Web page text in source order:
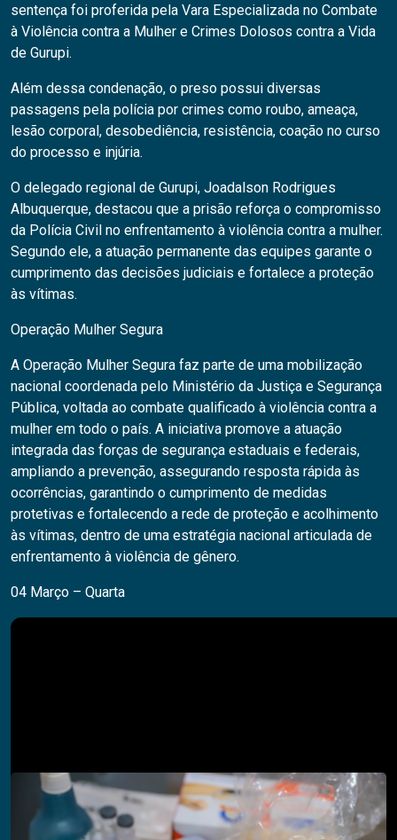
sentença foi proferida pela Vara Especializada no Combate
à Violência contra a Mulher e Crimes Dolosos contra a Vida
de Gurupi.
Além dessa condenação, o preso possui diversas
passagens pela polícia por crimes como roubo, ameaça,
lesão corporal, desobediência, resistência, coação no curso
do processo e injúria.
O delegado regional de Gurupi, Joadalson Rodrigues
Albuquerque, destacou que a prisão reforça o compromisso
da Polícia Civil no enfrentamento à violência contra a mulher.
Segundo ele, a atuação permanente das equipes garante o
cumprimento das decisões judiciais e fortalece a proteção
às vítimas.
Operação Mulher Segura
A Operação Mulher Segura faz parte de uma mobilização
nacional coordenada pelo Ministério da Justiça e Segurança
Pública, voltada ao combate qualificado à violência contra a
mulher em todo o país. A iniciativa promove a atuação
integrada das forças de segurança estaduais e federais,
ampliando a prevenção, assegurando resposta rápida às
ocorrências, garantindo o cumprimento de medidas
protetivas e fortalecendo a rede de proteção e acolhimento
às vítimas, dentro de uma estratégia nacional articulada de
enfrentamento à violência de gênero.
04 Março – Quarta